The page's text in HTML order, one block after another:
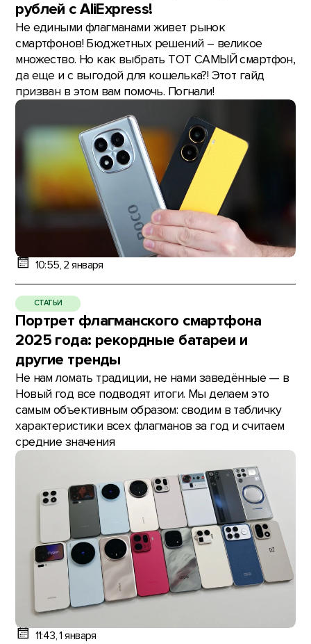
рублей с AliExpress!
Не едиными флагманами живет рынок
смартфонов! Бюджетных решений – великое
множество. Но как выбрать ТОТ САМЫЙ смартфон,
да еще и с выгодой для кошелька?! Этот гайд
призван в этом вам помочь. Погнали!
10:55, 2 января
СТАТЬИ
Портрет флагманского смартфона
2025 года: рекордные батареи и
другие тренды
Не нам ломать традиции, не нами заведённые — в
Новый год все подводят итоги. Мы делаем это
самым объективным образом: сводим в табличку
характеристики всех флагманов за год и считаем
средние значения
11:43, 1 января